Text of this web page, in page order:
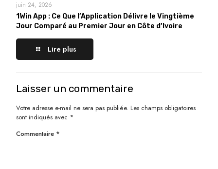
juin 24, 2026
1Win App : Ce Que l’Application Délivre le Vingtième
Jour Comparé au Premier Jour en Côte d’Ivoire
Lire plus
Laisser un commentaire
Votre adresse e-mail ne sera pas publiée. Les champs obligatoires
sont indiqués avec *
Commentaire *